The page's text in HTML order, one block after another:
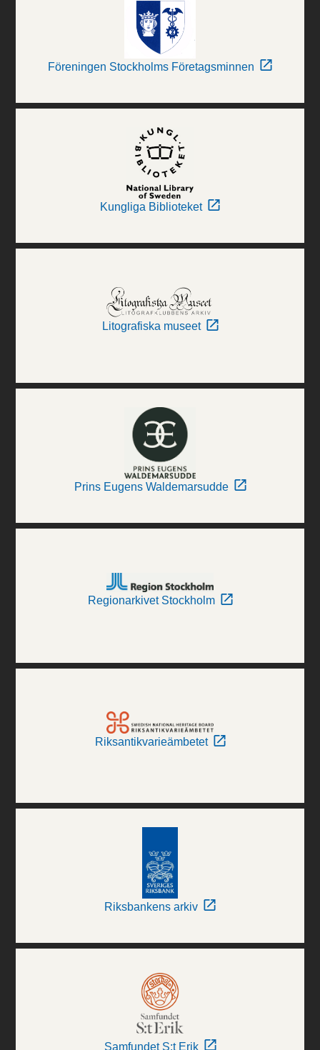
Föreningen Stockholms Företagsminnen
Kungliga Biblioteket
Litografiska museet
Prins Eugens Waldemarsudde
Regionarkivet Stockholm
Riksantikvarieämbetet
Riksbankens arkiv
Samfundet S:t Erik